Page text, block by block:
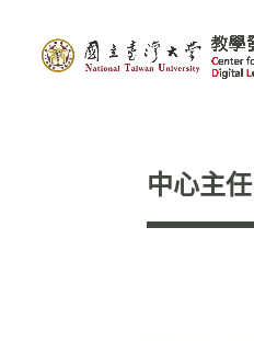
中心主任